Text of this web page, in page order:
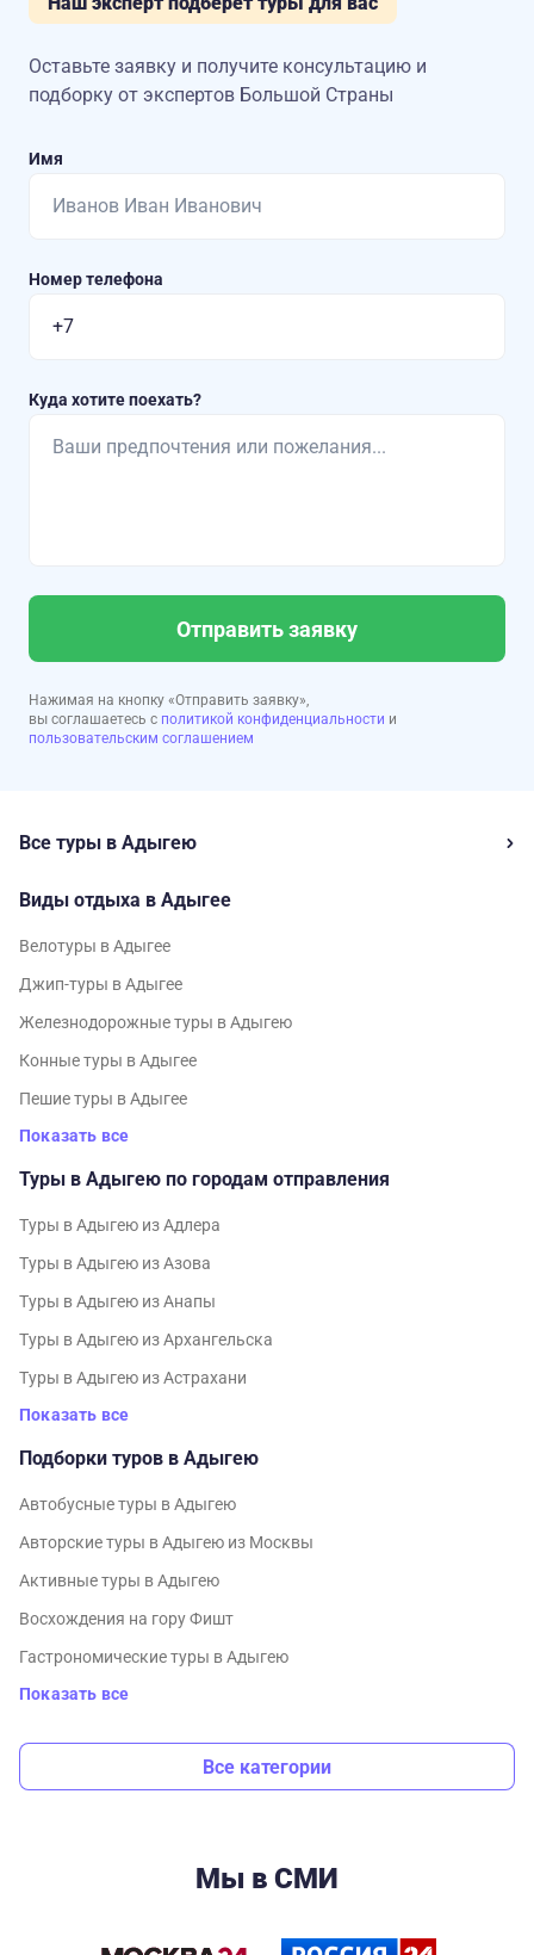
Оставьте заявку и получите консультацию и
подборку от экспертов Большой Страны
Имя
Номер телефона
Куда хотите поехать?
Отправить заявку
Нажимая на кнопку «Отправить заявку»,
вы соглашаетесь с политикой конфиденциальности и
пользовательским соглашением
Все туры в Адыгею
Виды отдыха в Адыгее
Велотуры в Адыгее
Джип-туры в Адыгее
Железнодорожные туры в Адыгею
Конные туры в Адыгее
Пешие туры в Адыгее
Показать все
Туры в Адыгею по городам отправления
Туры в Адыгею из Адлера
Туры в Адыгею из Азова
Туры в Адыгею из Анапы
Туры в Адыгею из Архангельска
Туры в Адыгею из Астрахани
Показать все
Подборки туров в Адыгею
Автобусные туры в Адыгею
Авторские туры в Адыгею из Москвы
Активные туры в Адыгею
Восхождения на гору Фишт
Гастрономические туры в Адыгею
Показать все
Все категории
Мы в СМИ